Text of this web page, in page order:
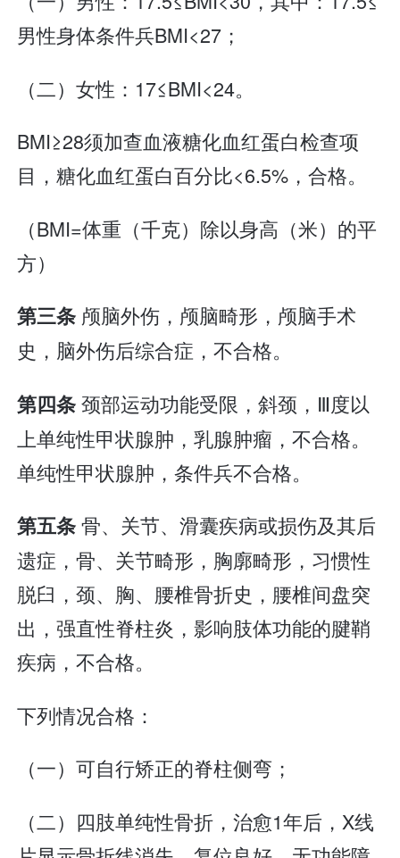
男性身体条件兵BMI<27；
（二）女性：17≤BMI<24。
BMI≥28须加查血液糖化血红蛋白检查项
目，糖化血红蛋白百分比<6.5%，合格。
（BMI=体重（千克）除以身高（米）的平
方）
第三条 颅脑外伤，颅脑畸形，颅脑手术
史，脑外伤后综合症，不合格。
第四条颈部运动功能受限，斜颈，Ⅲ度以
上单纯性甲状腺肿，乳腺肿瘤，不合格。
单纯性甲状腺肿，条件兵不合格。
第五条骨、关节、滑囊疾病或损伤及其后
遗症，骨、关节畸形，胸廓畸形，习惯性
脱臼，颈、胸、腰椎骨折史，腰椎间盘突
出，强直性脊柱炎，影响肢体功能的腱鞘
疾病，不合格。
下列情况合格：
（一）可自行矫正的脊柱侧弯；
（二）四肢单纯性骨折，治愈1年后，X线